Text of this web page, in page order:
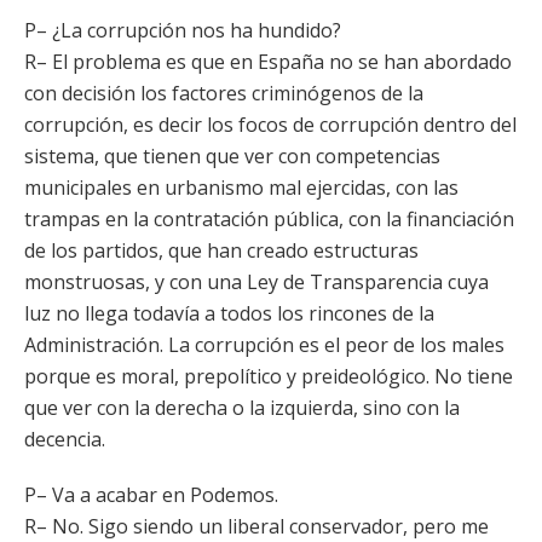
P– ¿La corrupción nos ha hundido?
R– El problema es que en España no se han abordado
con decisión los factores criminógenos de la
corrupción, es decir los focos de corrupción dentro del
sistema, que tienen que ver con competencias
municipales en urbanismo mal ejercidas, con las
trampas en la contratación pública, con la financiación
de los partidos, que han creado estructuras
monstruosas, y con una Ley de Transparencia cuya
luz no llega todavía a todos los rincones de la
Administración. La corrupción es el peor de los males
porque es moral, prepolítico y preideológico. No tiene
que ver con la derecha o la izquierda, sino con la
decencia.
P– Va a acabar en Podemos.
R– No. Sigo siendo un liberal conservador, pero me